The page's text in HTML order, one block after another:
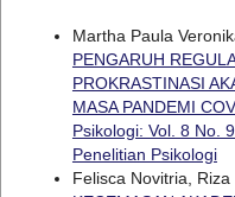
Martha Paula
PENGARUH
PROKRASTINASI
MASA PANDEMI
Psikologi: Vol. 8 No.
Penelitian Psikologi
Felisca Novitria,